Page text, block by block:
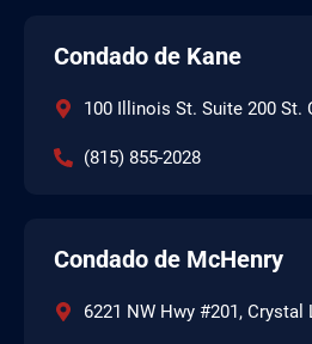
Condado de Kane
100 Illinois St. Suite 200 St.
(815) 855-2028
Condado de McHenry
6221 NW Hwy #201, Crystal